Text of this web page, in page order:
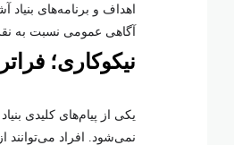
اهداف و برنامه‌های
آگاهی عمومی نسبت به
نیکوکاری؛
یکی از پیام‌های کلیدی
نمی‌شود. افراد